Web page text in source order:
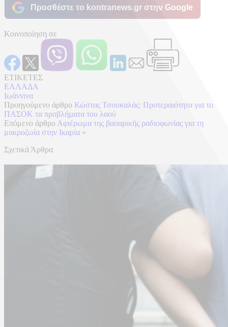
Προσθέστε το kontranews.gr στην Google
Κοινοποίηση σε
ΕΤΙΚΕΤΕΣ
ΕΛΛΑΔΑ
Ιωάννινα
Προηγούμενο άρθρο Κώστας Τσουκαλάς: Προτεραιότητα για το
ΠΑΣΟΚ τα προβλήµατα του λαού
Επόμενο άρθρο Αφιέρωμα της βαυαρικής ραδιοφωνίας για τη
μακροζωία στην Ικαρία »
Σχετικά Άρθρα